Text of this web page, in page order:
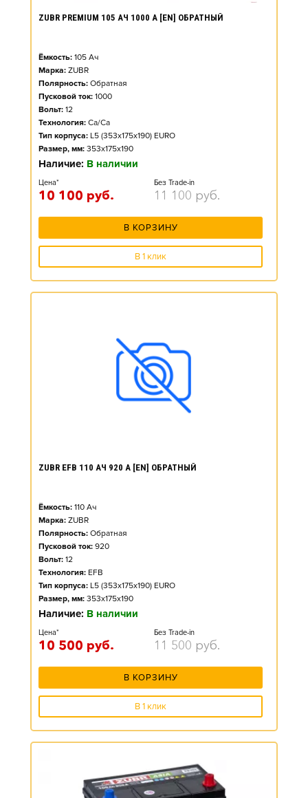
ZUBR PREMIUM 105 АЧ 1000 А [EN] ОБРАТНЫЙ
Ёмкость: 105 Ач
Марка: ZUBR
Полярность: Обратная
Пусковой ток: 1000
Вольт: 12
Технология: Ca/Ca
Тип корпуса: L5 (353x175x190) EURO
Размер, мм: 353x175x190
Наличие: В наличии
Цена*
10 100 руб.
Без Trade-in
11 100 руб.
В КОРЗИНУ
В 1 клик
ZUBR EFB 110 АЧ 920 А [EN] ОБРАТНЫЙ
Ёмкость: 110 Ач
Марка: ZUBR
Полярность: Обратная
Пусковой ток: 920
Вольт: 12
Технология: EFB
Тип корпуса: L5 (353x175x190) EURO
Размер, мм: 353x175x190
Наличие: В наличии
Цена*
10 500 руб.
Без Trade-in
11 500 руб.
В КОРЗИНУ
В 1 клик